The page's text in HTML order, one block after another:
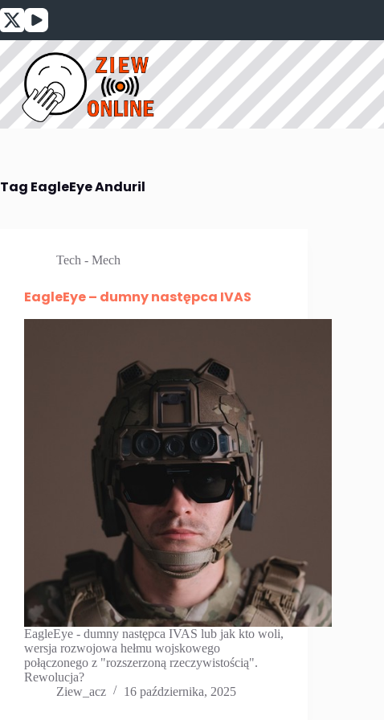
Przejdź
do
treści
Tag EagleEye Anduril
Tech - Mech
EagleEye – dumny następca IVAS
EagleEye - dumny następca IVAS lub jak kto woli,
wersja rozwojowa hełmu wojskowego
połączonego z "rozszerzoną rzeczywistością".
Rewolucja?
Ziew_acz
16 października, 2025